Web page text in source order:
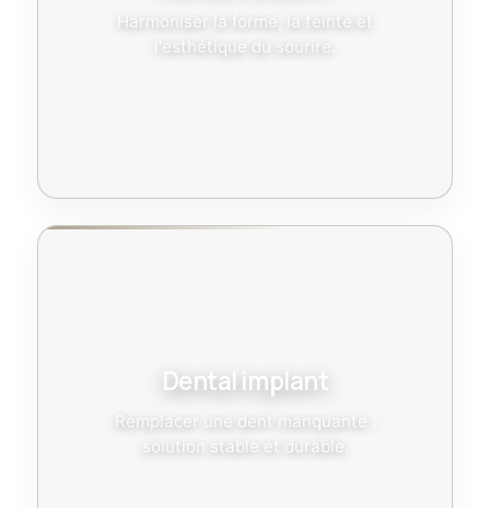
Harmoniser la forme, la teinte et
l'esthétique du sourire.
Dental implant
Remplacer une dent manquante :
solution stable et durable.